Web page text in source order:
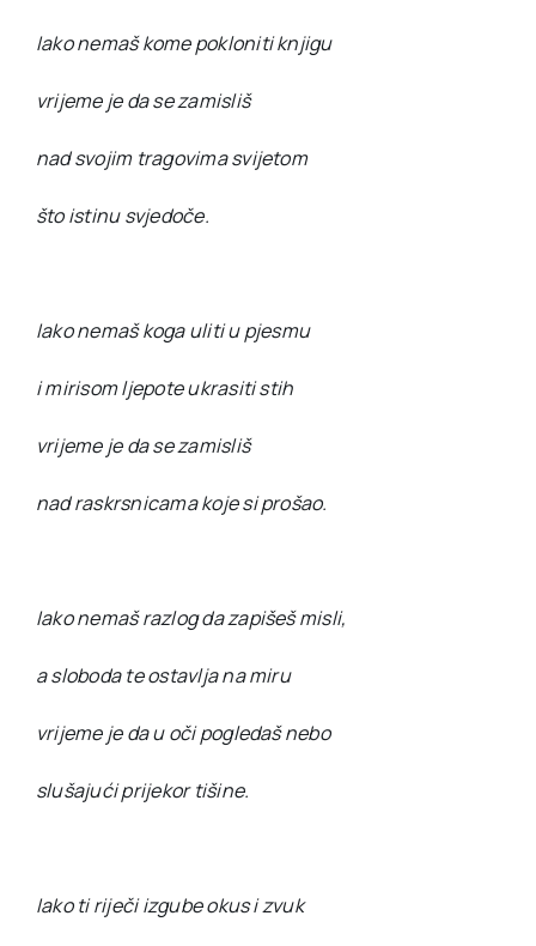
Iako nemaš kome pokloniti knjigu
vrijeme je da se zamisliš
nad svojim tragovima svijetom
što istinu svjedoče.
Iako nemaš koga uliti u pjesmu
i mirisom ljepote ukrasiti stih
vrijeme je da se zamisliš
nad raskrsnicama koje si prošao.
Iako nemaš razlog da zapišeš misli,
a sloboda te ostavlja na miru
vrijeme je da u oči pogledaš nebo
slušajući prijekor tišine.
Iako ti riječi izgube okus i zvuk